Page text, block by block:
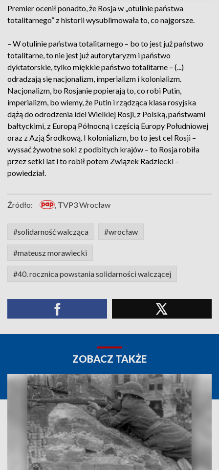
Premier ocenił ponadto, że Rosja w „otulinie państwa
totalitarnego” z historii wysublimowała to, co najgorsze.
– W otulinie państwa totalitarnego – bo to jest już państwo
totalitarne, to nie jest już autorytaryzm i państwo
dyktatorskie, tylko miękkie państwo totalitarne – (...)
odradzają się nacjonalizm, imperializm i kolonializm.
Nacjonalizm, bo Rosjanie popierają to, co robi Putin,
imperializm, bo wiemy, że Putin i rządząca klasa rosyjska
dążą do odrodzenia idei Wielkiej Rosji, z Polską, państwami
bałtyckimi, z Europą Północną i częścią Europy Południowej
oraz z Azją Środkową. I kolonializm, bo to jest cel Rosji –
wyssać żywotne soki z podbitych krajów – to Rosja robiła
przez setki lat i to robił potem Związek Radziecki –
powiedział.
Źródło: , TVP3 Wrocław
#solidarność walcząca #wrocław
#mateusz morawiecki
#40. rocznica powstania solidarności walczącej
ZOBACZ TAKŻE